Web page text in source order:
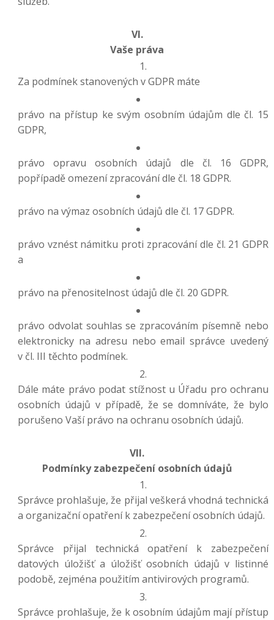
VI.
Vaše práva
Za podmínek stanovených v GDPR máte
právo na přístup ke svým osobním údajům dle čl. 15
GDPR,
právo opravu osobních údajů dle čl. 16 GDPR,
popřípadě omezení zpracování dle čl. 18 GDPR.
právo na výmaz osobních údajů dle čl. 17 GDPR.
právo vznést námitku proti zpracování dle čl. 21 GDPR
a
právo na přenositelnost údajů dle čl. 20 GDPR.
právo odvolat souhlas se zpracováním písemně nebo
elektronicky na adresu nebo email správce uvedený
v čl. III těchto podmínek.
Dále máte právo podat stížnost u Úřadu pro ochranu
osobních údajů v případě, že se domníváte, že bylo
porušeno Vaší právo na ochranu osobních údajů.
VII.
Podmínky zabezpečení osobních údajů
Správce prohlašuje, že přijal veškerá vhodná technická
a organizační opatření k zabezpečení osobních údajů.
Správce přijal technická opatření k zabezpečení
datových úložišť a úložišť osobních údajů v listinné
podobě, zejména použitím antivirových programů.
Správce prohlašuje, že k osobním údajům mají přístup